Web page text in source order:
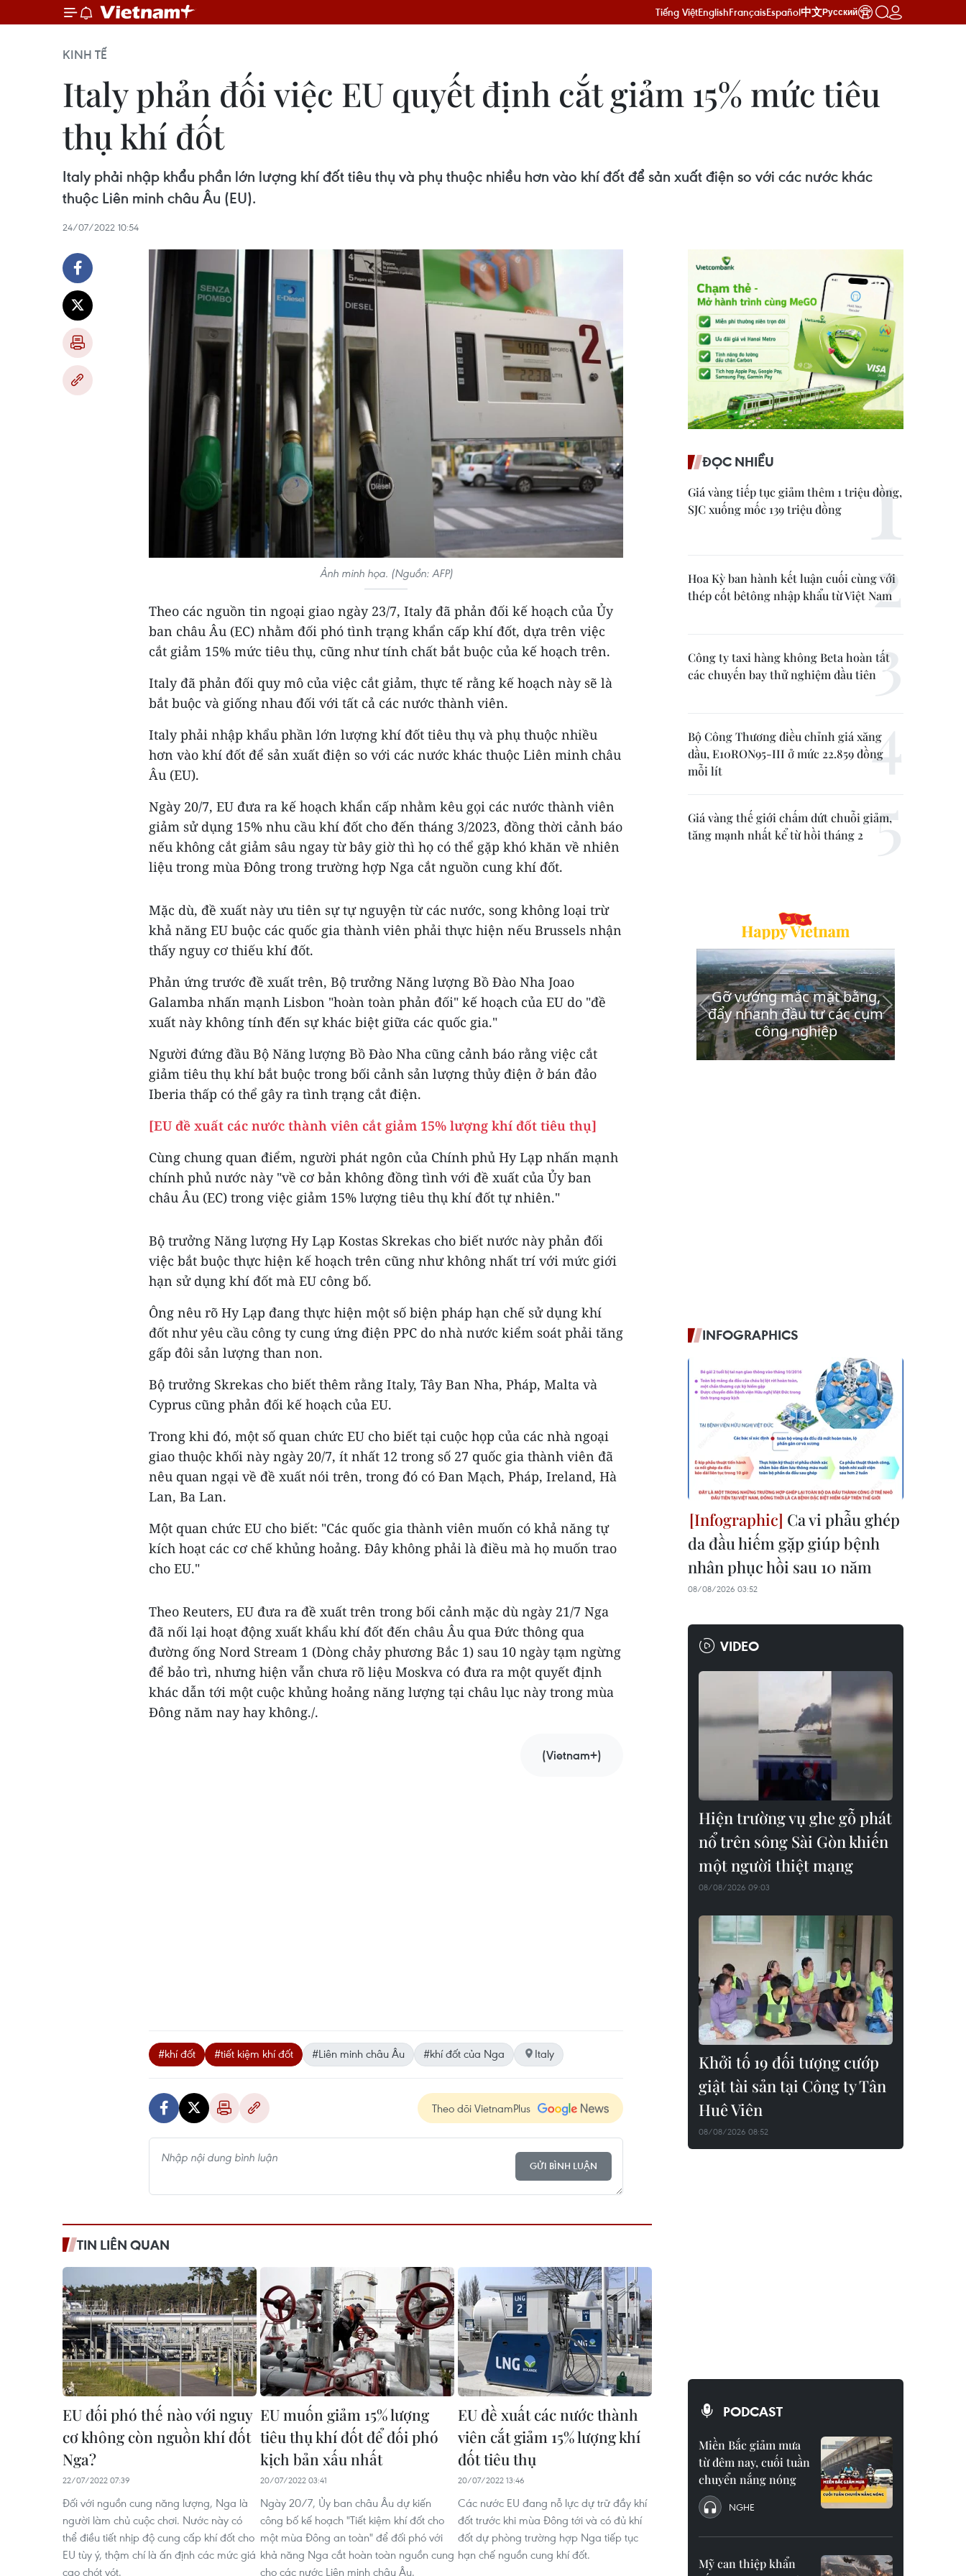
Tiếng ViệtEnglishFrançaisEspañol中文Русский
KINH TẾ
Italy phản đối việc EU quyết định cắt giảm 15% mức tiêu
thụ khí đốt
Italy phải nhập khẩu phần lớn lượng khí đốt tiêu thụ và phụ thuộc nhiều hơn vào khí đốt để sản xuất điện so với các nước khác
thuộc Liên minh châu Âu (EU).
24/07/2022 10:54
Ảnh minh họa. (Nguồn: AFP)
Theo các nguồn tin ngoại giao ngày 23/7, Italy đã phản đối kế hoạch của Ủy
ban châu Âu (EC) nhằm đối phó tình trạng khẩn cấp khí đốt, dựa trên việc
cắt giảm 15% mức tiêu thụ, cũng như tính chất bắt buộc của kế hoạch trên.
Italy đã phản đối quy mô của việc cắt giảm, thực tế rằng kế hoạch này sẽ là
bắt buộc và giống nhau đối với tất cả các nước thành viên.
Italy phải nhập khẩu phần lớn lượng khí đốt tiêu thụ và phụ thuộc nhiều
hơn vào khí đốt để sản xuất điện so với các nước khác thuộc Liên minh châu
Âu (EU).
Ngày 20/7, EU đưa ra kế hoạch khẩn cấp nhằm kêu gọi các nước thành viên
giảm sử dụng 15% nhu cầu khí đốt cho đến tháng 3/2023, đồng thời cảnh báo
nếu không cắt giảm sâu ngay từ bây giờ thì họ có thể gặp khó khăn về nhiên
liệu trong mùa Đông trong trường hợp Nga cắt nguồn cung khí đốt.
Mặc dù, đề xuất này ưu tiên sự tự nguyện từ các nước, song không loại trừ
khả năng EU buộc các quốc gia thành viên phải thực hiện nếu Brussels nhận
thấy nguy cơ thiếu khí đốt.
Phản ứng trước đề xuất trên, Bộ trưởng Năng lượng Bồ Đào Nha Joao
Galamba nhấn mạnh Lisbon "hoàn toàn phản đối" kế hoạch của EU do "đề
xuất này không tính đến sự khác biệt giữa các quốc gia."
Người đứng đầu Bộ Năng lượng Bồ Đào Nha cũng cảnh báo rằng việc cắt
giảm tiêu thụ khí bắt buộc trong bối cảnh sản lượng thủy điện ở bán đảo
Iberia thấp có thể gây ra tình trạng cắt điện.
[EU đề xuất các nước thành viên cắt giảm 15% lượng khí đốt tiêu thụ]
Cùng chung quan điểm, người phát ngôn của Chính phủ Hy Lạp nhấn mạnh
chính phủ nước này "về cơ bản không đồng tình với đề xuất của Ủy ban
châu Âu (EC) trong việc giảm 15% lượng tiêu thụ khí đốt tự nhiên."
Bộ trưởng Năng lượng Hy Lạp Kostas Skrekas cho biết nước này phản đối
việc bắt buộc thực hiện kế hoạch trên cũng như không nhất trí với mức giới
hạn sử dụng khí đốt mà EU công bố.
Ông nêu rõ Hy Lạp đang thực hiện một số biện pháp hạn chế sử dụng khí
đốt như yêu cầu công ty cung ứng điện PPC do nhà nước kiểm soát phải tăng
gấp đôi sản lượng than non.
Bộ trưởng Skrekas cho biết thêm rằng Italy, Tây Ban Nha, Pháp, Malta và
Cyprus cũng phản đối kế hoạch của EU.
Trong khi đó, một số quan chức EU cho biết tại cuộc họp của các nhà ngoại
giao thuộc khối này ngày 20/7, ít nhất 12 trong số 27 quốc gia thành viên đã
nêu quan ngại về đề xuất nói trên, trong đó có Đan Mạch, Pháp, Ireland, Hà
Lan, Ba Lan.
Một quan chức EU cho biết: "Các quốc gia thành viên muốn có khả năng tự
kích hoạt các cơ chế khủng hoảng. Đây không phải là điều mà họ muốn trao
cho EU."
Theo Reuters, EU đưa ra đề xuất trên trong bối cảnh mặc dù ngày 21/7 Nga
đã nối lại hoạt động xuất khẩu khí đốt đến châu Âu qua Đức thông qua
đường ống Nord Stream 1 (Dòng chảy phương Bắc 1) sau 10 ngày tạm ngừng
để bảo trì, nhưng hiện vẫn chưa rõ liệu Moskva có đưa ra một quyết định
khác dẫn tới một cuộc khủng hoảng năng lượng tại châu lục này trong mùa
Đông năm nay hay không./.
(Vietnam+)
#khí đốt #tiết kiệm khí đốt #Liên minh châu Âu #khí đốt của Nga Italy
Theo dõi VietnamPlus
GỬI BÌNH LUẬN
TIN LIÊN QUAN
EU đối phó thế nào với nguy
cơ không còn nguồn khí đốt
Nga?
22/07/2022 07:39
Đối với nguồn cung năng lượng, Nga là
người làm chủ cuộc chơi. Nước này có
thể điều tiết nhịp độ cung cấp khí đốt cho
EU tùy ý, thậm chí là ấn định các mức giá
cao chót vót.
EU muốn giảm 15% lượng
tiêu thụ khí đốt để đối phó
kịch bản xấu nhất
20/07/2022 03:41
Ngày 20/7, Ủy ban châu Âu dự kiến
công bố kế hoạch "Tiết kiệm khí đốt cho
một mùa Đông an toàn" để đối phó với
khả năng Nga cắt hoàn toàn nguồn cung
cho các nước Liên minh châu Âu.
EU đề xuất các nước thành
viên cắt giảm 15% lượng khí
đốt tiêu thụ
20/07/2022 13:46
Các nước EU đang nỗ lực dự trữ đầy khí
đốt trước khi mùa Đông tới và có đủ khí
đốt dự phòng trường hợp Nga tiếp tục
hạn chế nguồn cung khí đốt.
ĐỌC NHIỀU
Giá vàng tiếp tục giảm thêm 1 triệu đồng,
SJC xuống mốc 139 triệu đồng
Hoa Kỳ ban hành kết luận cuối cùng với
thép cốt bêtông nhập khẩu từ Việt Nam
Công ty taxi hàng không Beta hoàn tất
các chuyến bay thử nghiệm đầu tiên
Bộ Công Thương điều chỉnh giá xăng
dầu, E10RON95-III ở mức 22.859 đồng
mỗi lít
Giá vàng thế giới chấm dứt chuỗi giảm,
tăng mạnh nhất kể từ hồi tháng 2
INFOGRAPHICS
Ca vi phẫu ghép
da đầu hiếm gặp giúp bệnh
nhân phục hồi sau 10 năm
08/08/2026 03:52
VIDEO
Hiện trường vụ ghe gỗ phát
nổ trên sông Sài Gòn khiến
một người thiệt mạng
08/08/2026 09:03
Khởi tố 19 đối tượng cướp
giật tài sản tại Công ty Tân
Huê Viên
08/08/2026 08:52
PODCAST
Miền Bắc giảm mưa
từ đêm nay, cuối tuần
chuyển nắng nóng
NGHE
Mỹ can thiệp khẩn